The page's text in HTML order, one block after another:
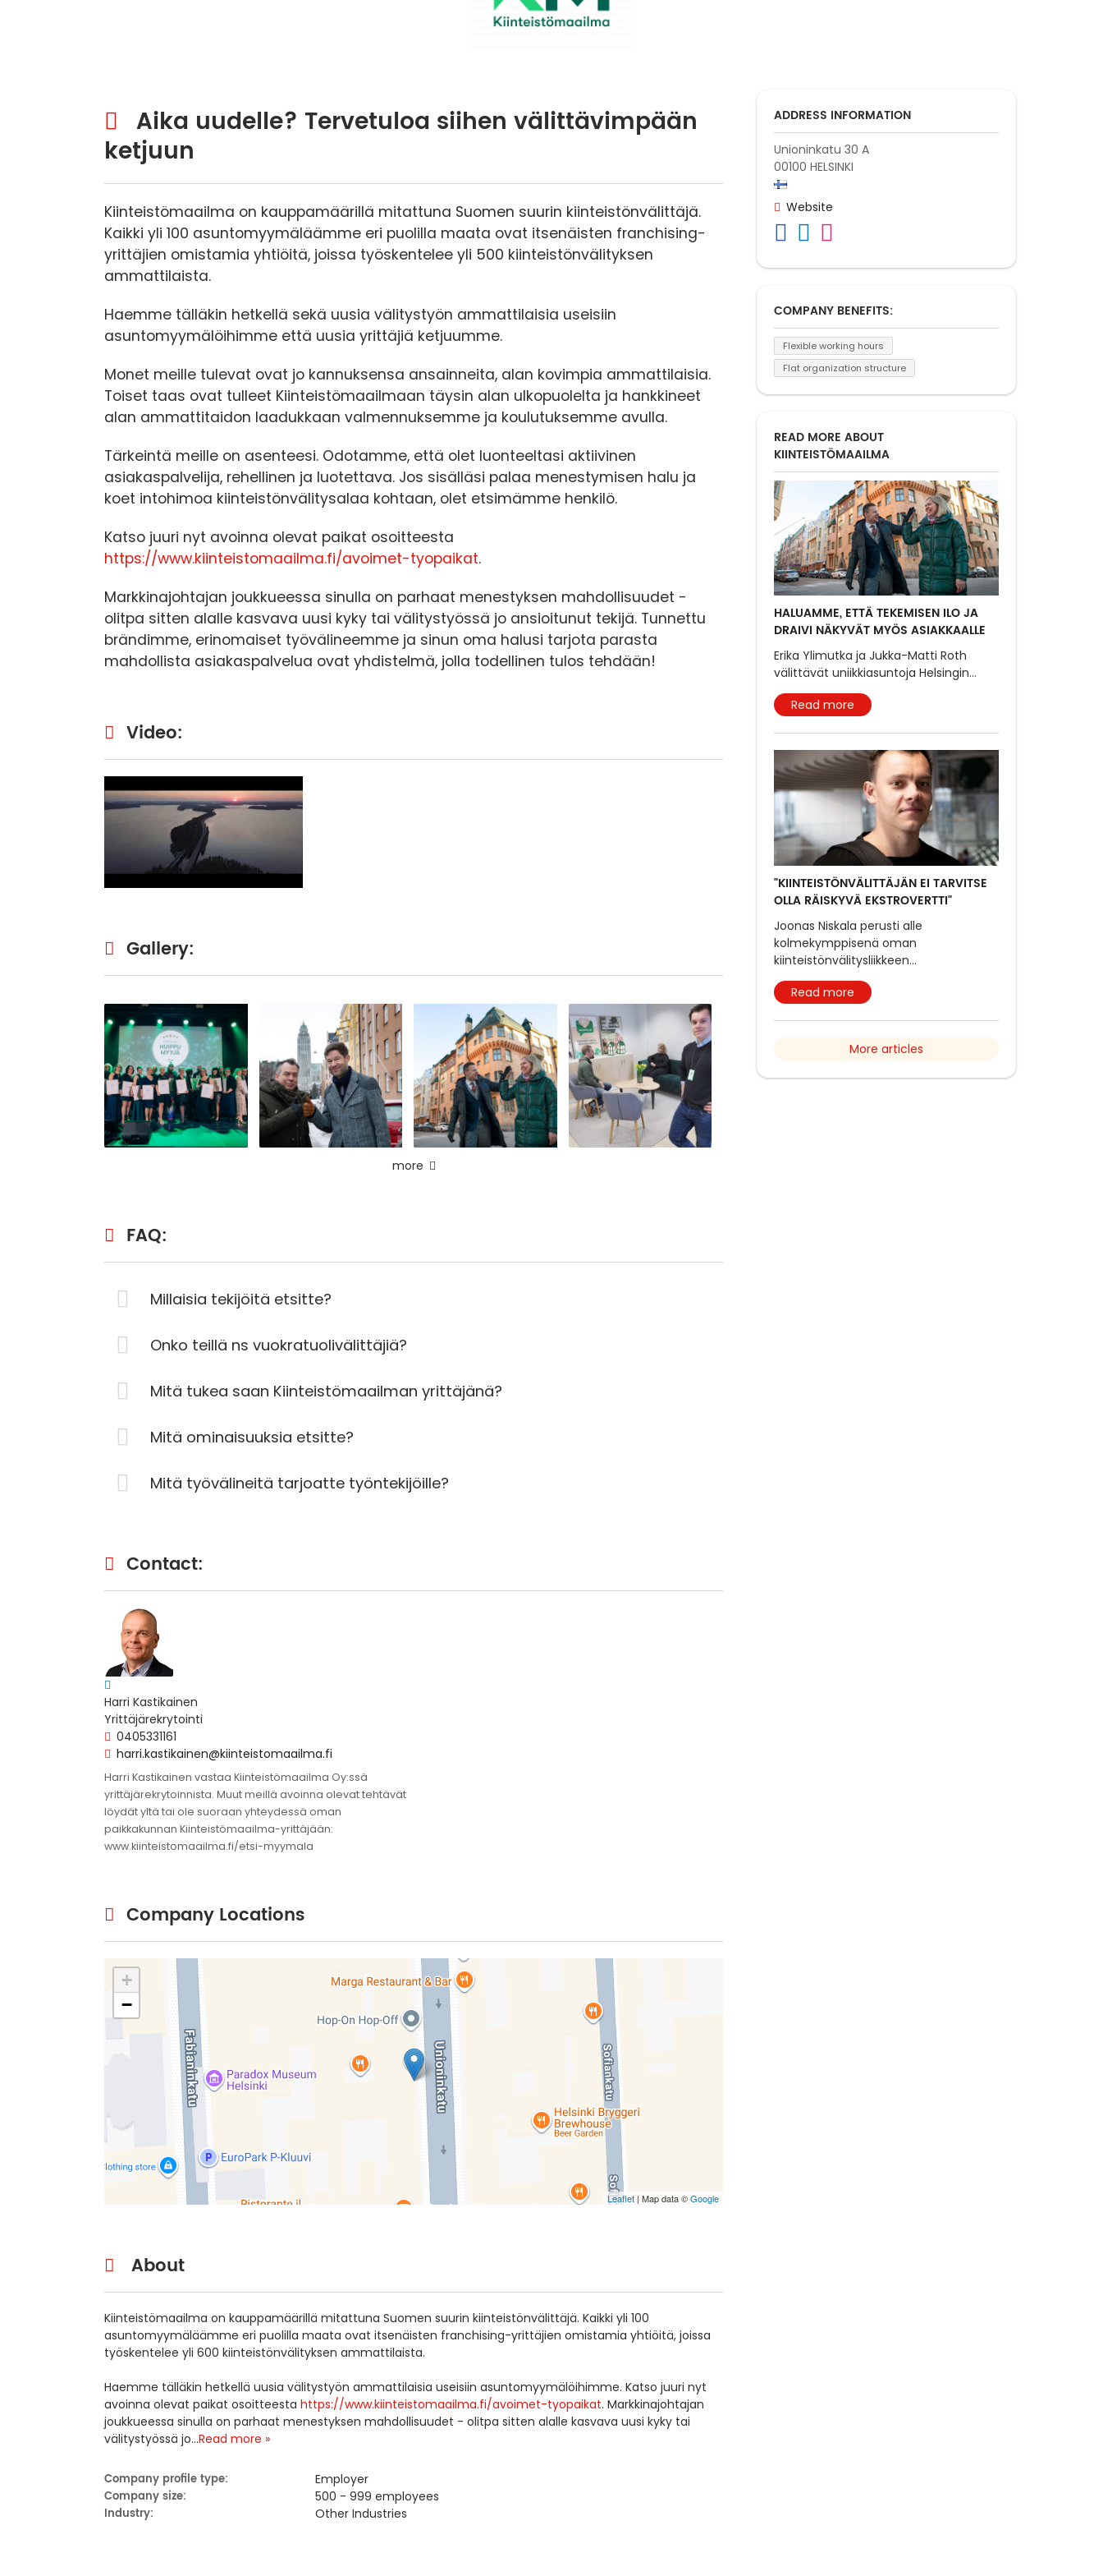
About
Kiinteistömaailma on kauppamäärillä mitattuna Suomen suurin kiinteistönvälittäjä. Kaikki yli 100
asuntomyymäläämme eri puolilla maata ovat itsenäisten franchising-yrittäjien omistamia yhtiöitä, joissa
työskentelee yli 600 kiinteistönvälityksen ammattilaista.
Haemme tälläkin hetkellä uusia välitystyön ammattilaisia useisiin asuntomyymälöihimme. Katso juuri nyt
avoinna olevat paikat osoitteesta https://www.kiinteistomaailma.fi/avoimet-tyopaikat. Markkinajohtajan
joukkueessa sinulla on parhaat menestyksen mahdollisuudet - olitpa sitten alalle kasvava uusi kyky tai
välitystyössä jo...Read more »
Company profile type: Employer
Company size: 500 - 999 employees
Industry: Other Industries
Gallery:
more
Video:
FAQ:
Millaisia tekijöitä etsitte?
Onko teillä ns vuokratuolivälittäjiä?
Mitä tukea saan Kiinteistömaailman yrittäjänä?
Mitä ominaisuuksia etsitte?
Mitä työvälineitä tarjoatte työntekijöille?
Contact:
Harri Kastikainen
Yrittäjärekrytointi
0405331161
harri.kastikainen@kiinteistomaailma.fi
Harri Kastikainen vastaa Kiinteistömaailma Oy:ssä
yrittäjärekrytoinnista. Muut meillä avoinna olevat tehtävät
löydät yltä tai ole suoraan yhteydessä oman
paikkakunnan Kiinteistömaailma-yrittäjään:
www.kiinteistomaailma.fi/etsi-myymala
Company Locations
+
−
Leaflet | Map data ©Google
Aika uudelle? Tervetuloa siihen välittävimpään
ketjuun
Kiinteistömaailma on kauppamäärillä mitattuna Suomen suurin kiinteistönvälittäjä.
Kaikki yli 100 asuntomyymäläämme eri puolilla maata ovat itsenäisten franchising-
yrittäjien omistamia yhtiöitä, joissa työskentelee yli 500 kiinteistönvälityksen
ammattilaista.
Haemme tälläkin hetkellä sekä uusia välitystyön ammattilaisia useisiin
asuntomyymälöihimme että uusia yrittäjiä ketjuumme.
Monet meille tulevat ovat jo kannuksensa ansainneita, alan kovimpia ammattilaisia.
Toiset taas ovat tulleet Kiinteistömaailmaan täysin alan ulkopuolelta ja hankkineet
alan ammattitaidon laadukkaan valmennuksemme ja koulutuksemme avulla.
Tärkeintä meille on asenteesi. Odotamme, että olet luonteeltasi aktiivinen
asiakaspalvelija, rehellinen ja luotettava. Jos sisälläsi palaa menestymisen halu ja
koet intohimoa kiinteistönvälitysalaa kohtaan, olet etsimämme henkilö.
Katso juuri nyt avoinna olevat paikat osoitteesta
https://www.kiinteistomaailma.fi/avoimet-tyopaikat.
Markkinajohtajan joukkueessa sinulla on parhaat menestyksen mahdollisuudet -
olitpa sitten alalle kasvava uusi kyky tai välitystyössä jo ansioitunut tekijä. Tunnettu
brändimme, erinomaiset työvälineemme ja sinun oma halusi tarjota parasta
mahdollista asiakaspalvelua ovat yhdistelmä, jolla todellinen tulos tehdään!
ADDRESS INFORMATION
Unioninkatu 30 A
00100 HELSINKI
Website
COMPANY BENEFITS:
Flexible working hours
Flat organization structure
READ MORE ABOUT
KIINTEISTÖMAAILMA
HALUAMME, ETTÄ TEKEMISEN ILO JA
DRAIVI NÄKYVÄT MYÖS ASIAKKAALLE
Erika Ylimutka ja Jukka-Matti Roth
välittävät uniikkiasuntoja Helsingin...
Read more
"KIINTEISTÖNVÄLITTÄJÄN EI TARVITSE
OLLA RÄISKYVÄ EKSTROVERTTI"
Joonas Niskala perusti alle
kolmekymppisenä oman
kiinteistönvälitysliikkeen...
Read more
More articles